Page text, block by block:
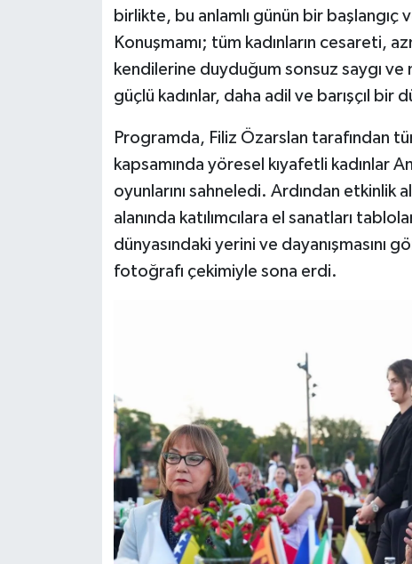
birlikte, bu anlamlı günün bir başlangıç
Konuşmamı; tüm kadınların cesareti,
kendilerine duyduğum sonsuz saygı ve
güçlü kadınlar, daha adil ve barışçıl bir
Programda, Filiz Özarslan tarafından
kapsamında yöresel kıyafetli kadınlar
oyunlarını sahneledi. Ardından etkinlik
alanında katılımcılara el sanatları
dünyasındaki yerini ve dayanışmasını
fotoğrafı çekimiyle sona erdi.